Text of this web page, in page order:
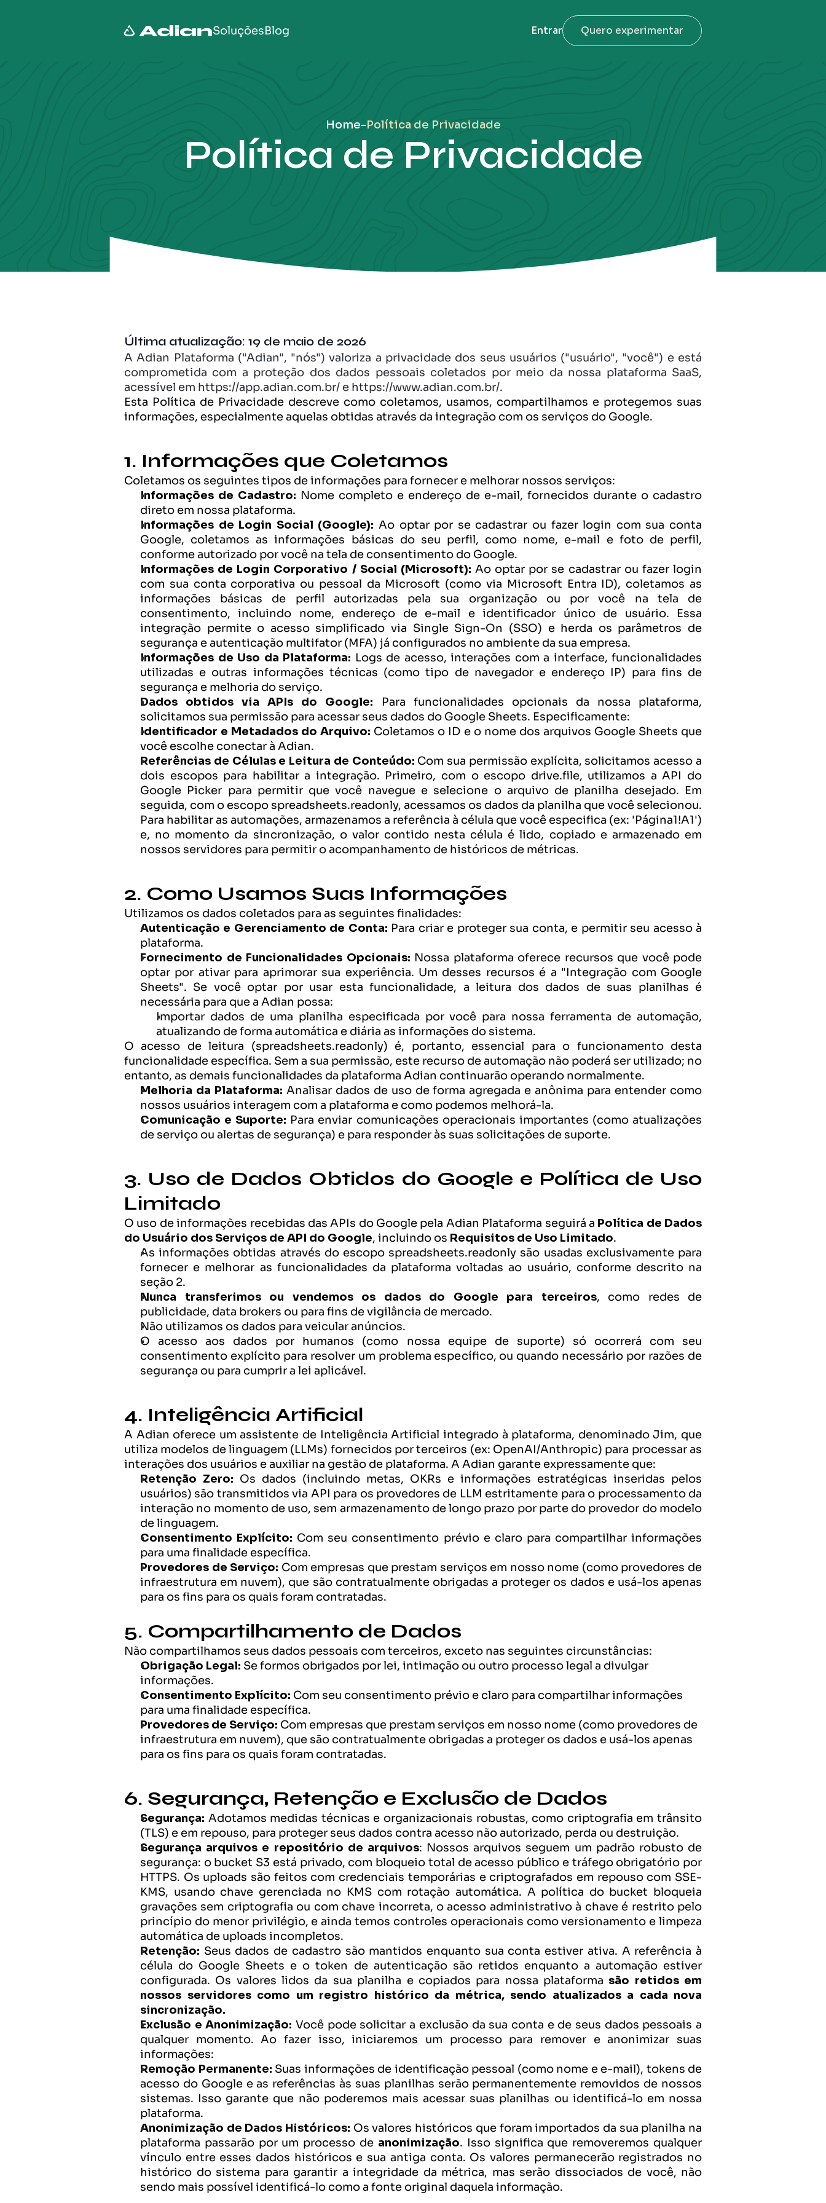
SoluçõesBlog Entrar Quero experimentar
Home-Política de Privacidade
Política de Privacidade
Última atualização: 19 de maio de 2026
A Adian Plataforma ("Adian", "nós") valoriza a privacidade dos seus usuários ("usuário", "você") e está
comprometida com a proteção dos dados pessoais coletados por meio da nossa plataforma SaaS,
acessível em https://app.adian.com.br/ e https://www.adian.com.br/.
Esta Política de Privacidade descreve como coletamos, usamos, compartilhamos e protegemos suas
informações, especialmente aquelas obtidas através da integração com os serviços do Google.
1. Informações que Coletamos
Coletamos os seguintes tipos de informações para fornecer e melhorar nossos serviços:
Informações de Cadastro: Nome completo e endereço de e-mail, fornecidos durante o cadastro
direto em nossa plataforma.
Informações de Login Social (Google): Ao optar por se cadastrar ou fazer login com sua conta
Google, coletamos as informações básicas do seu perfil, como nome, e-mail e foto de perfil,
conforme autorizado por você na tela de consentimento do Google.
Informações de Login Corporativo / Social (Microsoft): Ao optar por se cadastrar ou fazer login
com sua conta corporativa ou pessoal da Microsoft (como via Microsoft Entra ID), coletamos as
informações básicas de perfil autorizadas pela sua organização ou por você na tela de
consentimento, incluindo nome, endereço de e-mail e identificador único de usuário. Essa
integração permite o acesso simplificado via Single Sign-On (SSO) e herda os parâmetros de
segurança e autenticação multifator (MFA) já configurados no ambiente da sua empresa.
Informações de Uso da Plataforma: Logs de acesso, interações com a interface, funcionalidades
utilizadas e outras informações técnicas (como tipo de navegador e endereço IP) para fins de
segurança e melhoria do serviço.
Dados obtidos via APIs do Google: Para funcionalidades opcionais da nossa plataforma,
solicitamos sua permissão para acessar seus dados do Google Sheets. Especificamente:
Identificador e Metadados do Arquivo: Coletamos o ID e o nome dos arquivos Google Sheets que
você escolhe conectar à Adian.
Referências de Células e Leitura de Conteúdo: Com sua permissão explícita, solicitamos acesso a
dois escopos para habilitar a integração. Primeiro, com o escopo drive.file, utilizamos a API do
Google Picker para permitir que você navegue e selecione o arquivo de planilha desejado. Em
seguida, com o escopo spreadsheets.readonly, acessamos os dados da planilha que você selecionou.
Para habilitar as automações, armazenamos a referência à célula que você especifica (ex: 'Página1!A1')
e, no momento da sincronização, o valor contido nesta célula é lido, copiado e armazenado em
nossos servidores para permitir o acompanhamento de históricos de métricas.
2. Como Usamos Suas Informações
Utilizamos os dados coletados para as seguintes finalidades:
Autenticação e Gerenciamento de Conta: Para criar e proteger sua conta, e permitir seu acesso à
plataforma.
Fornecimento de Funcionalidades Opcionais: Nossa plataforma oferece recursos que você pode
optar por ativar para aprimorar sua experiência. Um desses recursos é a "Integração com Google
Sheets". Se você optar por usar esta funcionalidade, a leitura dos dados de suas planilhas é
necessária para que a Adian possa:
Importar dados de uma planilha especificada por você para nossa ferramenta de automação,
atualizando de forma automática e diária as informações do sistema.
O acesso de leitura (spreadsheets.readonly) é, portanto, essencial para o funcionamento desta
funcionalidade específica. Sem a sua permissão, este recurso de automação não poderá ser utilizado; no
entanto, as demais funcionalidades da plataforma Adian continuarão operando normalmente.
Melhoria da Plataforma: Analisar dados de uso de forma agregada e anônima para entender como
nossos usuários interagem com a plataforma e como podemos melhorá-la.
Comunicação e Suporte: Para enviar comunicações operacionais importantes (como atualizações
de serviço ou alertas de segurança) e para responder às suas solicitações de suporte.
3. Uso de Dados Obtidos do Google e Política de Uso
Limitado
O uso de informações recebidas das APIs do Google pela Adian Plataforma seguirá a Política de Dados
do Usuário dos Serviços de API do Google, incluindo os Requisitos de Uso Limitado.
As informações obtidas através do escopo spreadsheets.readonly são usadas exclusivamente para
fornecer e melhorar as funcionalidades da plataforma voltadas ao usuário, conforme descrito na
seção 2.
Nunca transferimos ou vendemos os dados do Google para terceiros, como redes de
publicidade, data brokers ou para fins de vigilância de mercado.
Não utilizamos os dados para veicular anúncios.
O acesso aos dados por humanos (como nossa equipe de suporte) só ocorrerá com seu
consentimento explícito para resolver um problema específico, ou quando necessário por razões de
segurança ou para cumprir a lei aplicável.
4. Inteligência Artificial
A Adian oferece um assistente de Inteligência Artificial integrado à plataforma, denominado Jim, que
utiliza modelos de linguagem (LLMs) fornecidos por terceiros (ex: OpenAI/Anthropic) para processar as
interações dos usuários e auxiliar na gestão de plataforma. A Adian garante expressamente que:
Retenção Zero: Os dados (incluindo metas, OKRs e informações estratégicas inseridas pelos
usuários) são transmitidos via API para os provedores de LLM estritamente para o processamento da
interação no momento de uso, sem armazenamento de longo prazo por parte do provedor do modelo
de linguagem.
Consentimento Explícito: Com seu consentimento prévio e claro para compartilhar informações
para uma finalidade específica.
Provedores de Serviço: Com empresas que prestam serviços em nosso nome (como provedores de
infraestrutura em nuvem), que são contratualmente obrigadas a proteger os dados e usá-los apenas
para os fins para os quais foram contratadas.
5. Compartilhamento de Dados
Não compartilhamos seus dados pessoais com terceiros, exceto nas seguintes circunstâncias:
Obrigação Legal: Se formos obrigados por lei, intimação ou outro processo legal a divulgar
informações.
Consentimento Explícito: Com seu consentimento prévio e claro para compartilhar informações
para uma finalidade específica.
Provedores de Serviço: Com empresas que prestam serviços em nosso nome (como provedores de
infraestrutura em nuvem), que são contratualmente obrigadas a proteger os dados e usá-los apenas
para os fins para os quais foram contratadas.
6. Segurança, Retenção e Exclusão de Dados
Segurança: Adotamos medidas técnicas e organizacionais robustas, como criptografia em trânsito
(TLS) e em repouso, para proteger seus dados contra acesso não autorizado, perda ou destruição.
Segurança arquivos e repositório de arquivos: Nossos arquivos seguem um padrão robusto de
segurança: o bucket S3 está privado, com bloqueio total de acesso público e tráfego obrigatório por
HTTPS. Os uploads são feitos com credenciais temporárias e criptografados em repouso com SSE-
KMS, usando chave gerenciada no KMS com rotação automática. A política do bucket bloqueia
gravações sem criptografia ou com chave incorreta, o acesso administrativo à chave é restrito pelo
princípio do menor privilégio, e ainda temos controles operacionais como versionamento e limpeza
automática de uploads incompletos.
Retenção: Seus dados de cadastro são mantidos enquanto sua conta estiver ativa. A referência à
célula do Google Sheets e o token de autenticação são retidos enquanto a automação estiver
configurada. Os valores lidos da sua planilha e copiados para nossa plataforma são retidos em
nossos servidores como um registro histórico da métrica, sendo atualizados a cada nova
sincronização.
Exclusão e Anonimização: Você pode solicitar a exclusão da sua conta e de seus dados pessoais a
qualquer momento. Ao fazer isso, iniciaremos um processo para remover e anonimizar suas
informações:
Remoção Permanente: Suas informações de identificação pessoal (como nome e e-mail), tokens de
acesso do Google e as referências às suas planilhas serão permanentemente removidos de nossos
sistemas. Isso garante que não poderemos mais acessar suas planilhas ou identificá-lo em nossa
plataforma.
Anonimização de Dados Históricos: Os valores históricos que foram importados da sua planilha na
plataforma passarão por um processo de anonimização. Isso significa que removeremos qualquer
vínculo entre esses dados históricos e sua antiga conta. Os valores permanecerão registrados no
histórico do sistema para garantir a integridade da métrica, mas serão dissociados de você, não
sendo mais possível identificá-lo como a fonte original daquela informação.